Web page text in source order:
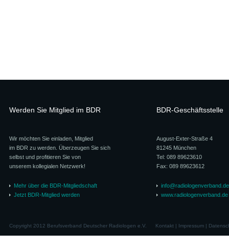
Werden Sie Mitglied im BDR
Wir möchten Sie einladen, Mitglied
im BDR zu werden. Überzeugen Sie sich
selbst und profitieren Sie von
unserem kollegialen Netzwerk!
Mehr über die BDR-Mitgliedschaft
Jetzt BDR-Mitglied werden
BDR-Geschäftsstelle
August-Exter-Straße 4
81245 München
Tel: 089 89623610
Fax: 089 89623612
info@radiologenverband.de
www.radiologenverband.de
Copyright 2012 Berufsverband Deutscher Radiologen e.V. Kontakt| Impressum|